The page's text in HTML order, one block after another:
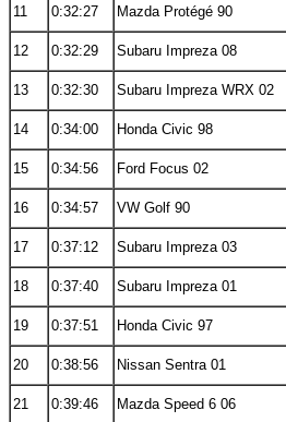
11
0:32:27 Mazda Protégé 90
12
0:32:29 Subaru Impreza 08
13
0:32:30 Subaru Impreza WRX 02
14
0:34:00 Honda Civic 98
15
0:34:56 Ford Focus 02
16
0:34:57 VW Golf 90
17
0:37:12 Subaru Impreza 03
18
0:37:40 Subaru Impreza 01
19
0:37:51 Honda Civic 97
20
0:38:56 Nissan Sentra 01
21
0:39:46 Mazda Speed 6 06